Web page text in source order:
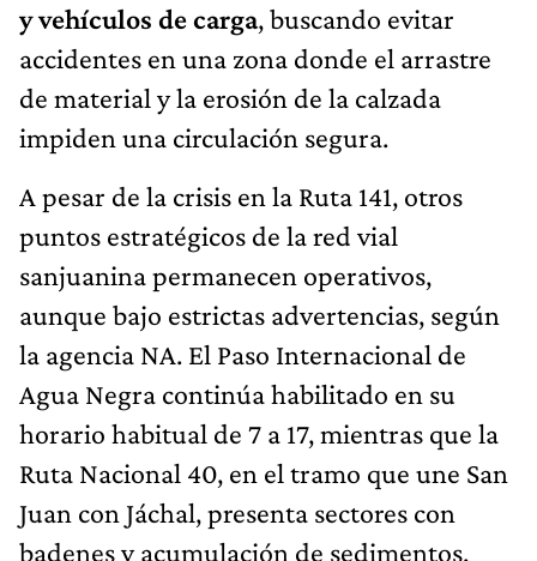
y vehículos de carga, buscando evitar
accidentes en una zona donde el arrastre
de material y la erosión de la calzada
impiden una circulación segura.
A pesar de la crisis en la Ruta 141, otros
puntos estratégicos de la red vial
sanjuanina permanecen operativos,
aunque bajo estrictas advertencias, según
la agencia NA. El Paso Internacional de
Agua Negra continúa habilitado en su
horario habitual de 7 a 17, mientras que la
Ruta Nacional 40, en el tramo que une San
Juan con Jáchal, presenta sectores con
badenes y acumulación de sedimentos.